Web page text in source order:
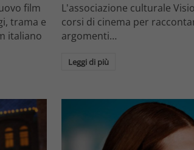
film
trama e
italiano
L'associazione culturale
corsi di cinema per
argomenti…
Leggi di più